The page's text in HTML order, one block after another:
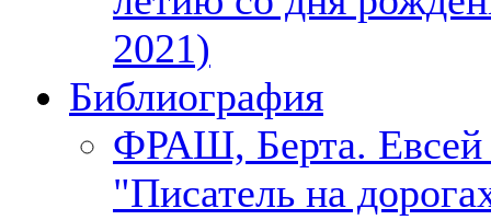
2021)
Библиография
ФРАШ, Берта.
"Писатель на